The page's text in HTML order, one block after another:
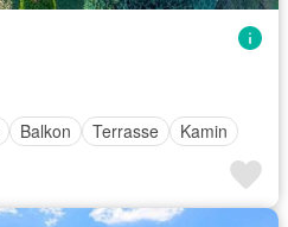
Balkon Terrasse Kamin